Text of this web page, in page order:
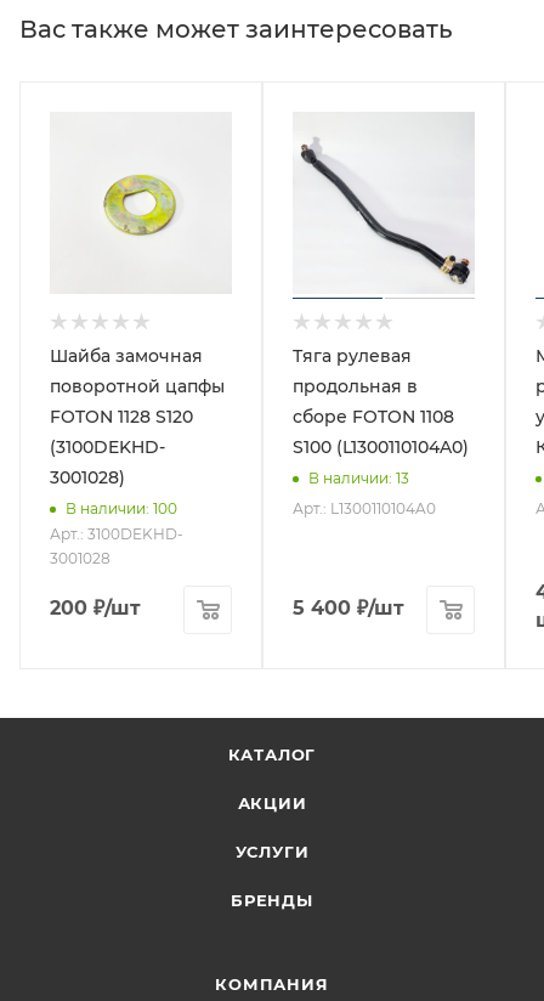
Вас также может заинтересовать
Шайба замочная
поворотной цапфы
FOTON 1128 S120
(3100DEKHD-
3001028)
В наличии: 100
Арт.: 3100DEKHD-
3001028
200 ₽/шт
Тяга рулевая
продольная в
сборе FOTON 1108
S100 (L1300110104A0)
В наличии: 13
Арт.: L1300110104A0
5 400 ₽/шт
КАТАЛОГ
АКЦИИ
УСЛУГИ
БРЕНДЫ
КОМПАНИЯ